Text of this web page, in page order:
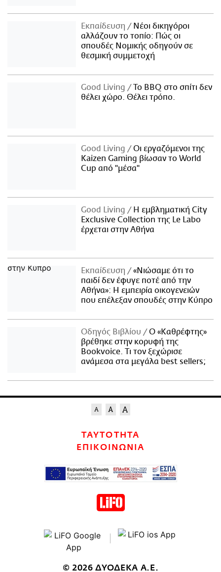
Εκπαίδευση
Νέοι δικηγόροι
αλλάζουν το τοπίο: Πώς οι
σπουδές Νομικής οδηγούν σε
θεσμική συμμετοχή
Good Living
Το BBQ στο σπίτι δεν
θέλει χώρο. Θέλει τρόπο.
Good Living
Οι εργαζόμενοι της
Kaizen Gaming βίωσαν το World
Cup από "μέσα"
Good Living
Η εμβληματική City
Exclusive Collection της Le Labo
έρχεται στην Αθήνα
Εκπαίδευση
«Νιώσαμε ότι το
παιδί δεν έφυγε ποτέ από την
Αθήνα»: Η εμπειρία οικογενειών
που επέλεξαν σπουδές στην Κύπρο
Οδηγός Βιβλίου
Ο «Καθρέφτης»
βρέθηκε στην κορυφή της
Bookvoice. Τι τον ξεχώρισε
ανάμεσα στα μεγάλα best sellers;
ΤΑΥΤΟΤΗΤΑ
ΕΠΙΚΟΙΝΩΝΙΑ
© 2026 ΔΥΟΔΕΚΑ Α.Ε.